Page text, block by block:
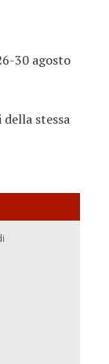
30 agosto
stessa